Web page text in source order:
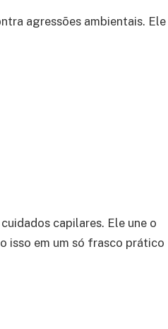
agressões ambientais. Ele
capilares. Ele une o
isso em um só frasco prático